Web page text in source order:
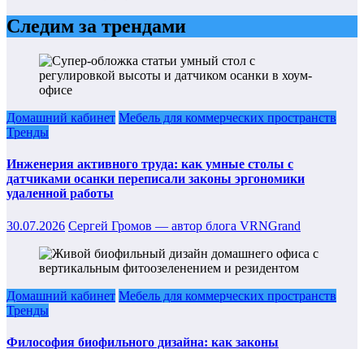
Следим за трендами
Домашний кабинет Мебель для коммерческих пространств
Тренды
Инженерия активного труда: как умные столы с
датчиками осанки переписали законы эргономики
удаленной работы
30.07.2026 Сергей Громов — автор блога VRNGrand
Домашний кабинет Мебель для коммерческих пространств
Тренды
Философия биофильного дизайна: как законы